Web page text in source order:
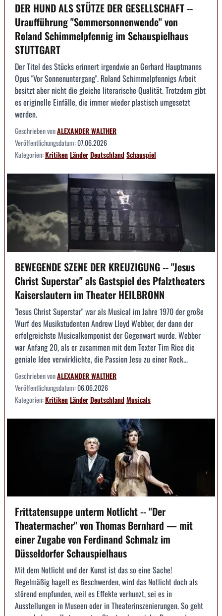
DER HUND ALS STÜTZE DER GESELLSCHAFT --
Uraufführung "Sommersonnenwende" von
Roland Schimmelpfennig im Schauspielhaus
STUTTGART
Der Titel des Stücks erinnert irgendwie an Gerhard Hauptmanns
Opus "Vor Sonnenuntergang". Roland Schimmelpfennigs Arbeit
besitzt aber nicht die gleiche literarische Qualität. Trotzdem gibt
es originelle Einfälle, die immer wieder plastisch umgesetzt
werden.
Geschrieben vonALEXANDER WALTHER
Veröffentlichungsdatum:07.06.2026
Kategorien:KritikenLänderDeutschlandSchauspiel
BEWEGENDE SZENE DER KREUZIGUNG -- "Jesus
Christ Superstar" als Gastspiel des Pfalztheaters
Kaiserslautern im Theater HEILBRONN
"Jesus Christ Superstar" war als Musical im Jahre 1970 der große
Wurf des Musikstudenten Andrew Lloyd Webber, der dann der
erfolgreichste Musicalkomponist der Gegenwart wurde. Webber
war Anfang 20, als er zusammen mit dem Texter Tim Rice die
geniale Idee verwirklichte, die Passion Jesu zu einer Rock...
Geschrieben vonALEXANDER WALTHER
Veröffentlichungsdatum:06.06.2026
Kategorien:KritikenLänderDeutschlandMusicals
Frittatensuppe unterm Notlicht -- "Der
Theatermacher" von Thomas Bernhard — mit
einer Zugabe von Ferdinand Schmalz im
Düsseldorfer Schauspielhaus
Mit dem Notlicht und der Kunst ist das so eine Sache!
Regelmäßig hagelt es Beschwerden, wird das Notlicht doch als
störend empfunden, weil es Effekte verhunzt, sei es in
Ausstellungen in Museen oder in Theaterinszenierungen. So geht